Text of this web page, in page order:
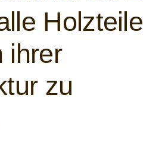
Holzteile
ihrer
zu